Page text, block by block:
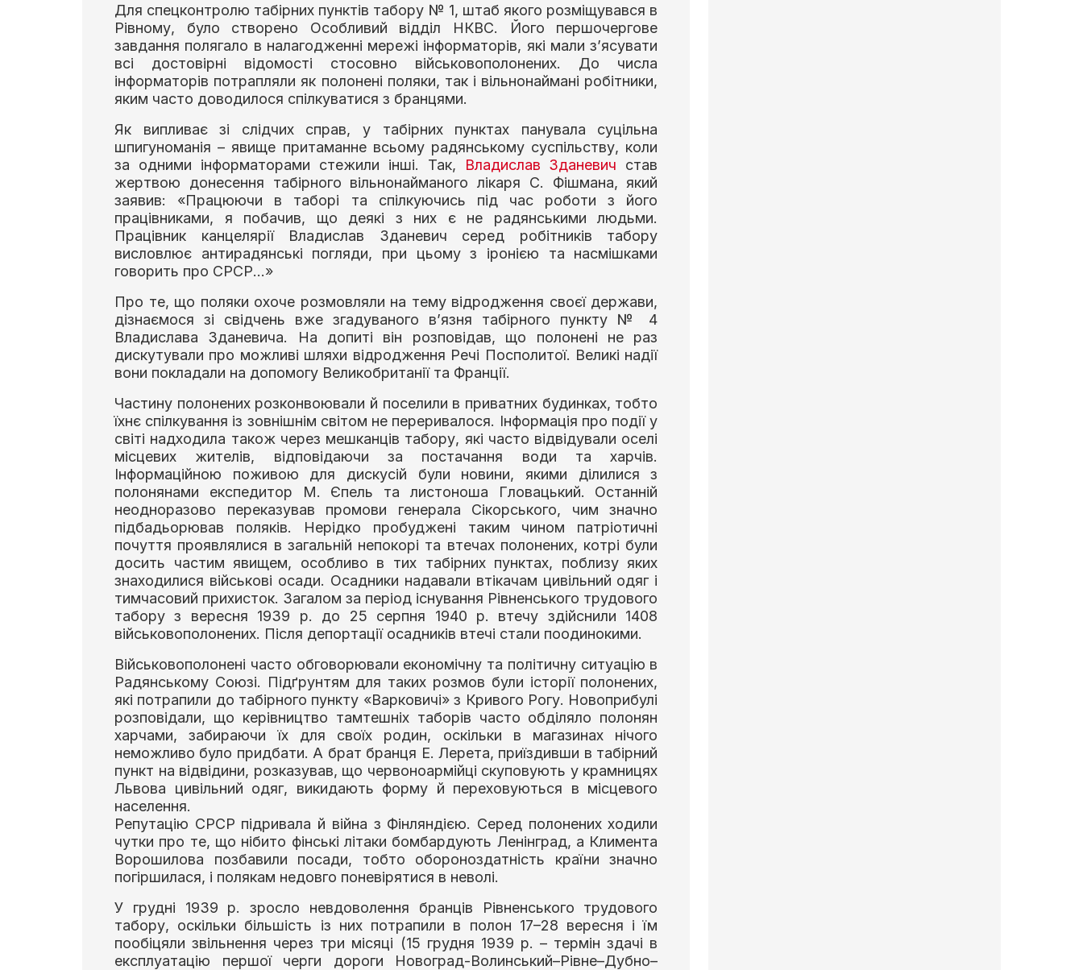
Для спецконтролю табірних пунктів табору № 1, штаб якого розміщувався в
Рівному, було створено Особливий відділ НКВС. Його першочергове
завдання полягало в налагодженні мережі інформаторів, які мали з’ясувати
всі достовірні відомості стосовно військовополонених. До числа
інформаторів потрапляли як полонені поляки, так і вільнонаймані робітники,
яким часто доводилося спілкуватися з бранцями.
Як випливає зі слідчих справ, у табірних пунктах панувала суцільна
шпигуноманія – явище притаманне всьому радянському суспільству, коли
за одними інформаторами стежили інші. Так,
Владислав Зданевич став
жертвою донесення табірного вільнонайманого лікаря С. Фішмана, який
заявив: «Працюючи в таборі та спілкуючись під час роботи з його
працівниками, я побачив, що деякі з них є не радянськими людьми.
Працівник канцелярії Владислав Зданевич серед робітників табору
висловлює антирадянські погляди, при цьому з іронією та насмішками
говорить про СРСР…»
Про те, що поляки охоче розмовляли на тему відродження своєї держави,
дізнаємося зі свідчень вже згадуваного в’язня табірного пункту № 4
Владислава Зданевича. На допиті він розповідав, що полонені не раз
дискутували про можливі шляхи відродження Речі Посполитої. Великі надії
вони покладали на допомогу Великобританії та Франції.
Частину полонених розконвоювали й поселили в приватних будинках, тобто
їхнє спілкування із зовнішнім світом не переривалося. Інформація про події у
світі надходила також через мешканців табору, які часто відвідували оселі
місцевих жителів, відповідаючи за постачання води та харчів.
Інформаційною поживою для дискусій були новини, якими ділилися з
полонянами експедитор М. Єпель та листоноша Гловацький. Останній
неодноразово переказував промови генерала Сікорського, чим значно
підбадьорював поляків. Нерідко пробуджені таким чином патріотичні
почуття проявлялися в загальній непокорі та втечах полонених, котрі були
досить частим явищем, особливо в тих табірних пунктах, поблизу яких
знаходилися військові осади. Осадники надавали втікачам цивільний одяг і
тимчасовий прихисток. Загалом за період існування Рівненського трудового
табору з вересня 1939 р. до 25 серпня 1940 р. втечу здійснили 1408
військовополонених. Після депортації осадників втечі стали поодинокими.
Військовополонені часто обговорювали економічну та політичну ситуацію в
Радянському Союзі. Підґрунтям для таких розмов були історії полонених,
які потрапили до табірного пункту «Варковичі» з Кривого Рогу. Новоприбулі
розповідали, що керівництво тамтешніх таборів часто обділяло полонян
харчами, забираючи їх для своїх родин, оскільки в магазинах нічого
неможливо було придбати. А брат бранця Е. Лерета, приїздивши в табірний
пункт на відвідини, розказував, що червоноармійці скуповують у крамницях
Львова цивільний одяг, викидають форму й переховуються в місцевого
населення.
Репутацію СРСР підривала й війна з Фінляндією. Серед полонених ходили
чутки про те, що нібито фінські літаки бомбардують Ленінград, а Климента
Ворошилова позбавили посади, тобто обороноздатність країни значно
погіршилася, і полякам недовго поневірятися в неволі.
У грудні 1939 р. зросло невдоволення бранців Рівненського трудового
табору, оскільки більшість із них потрапили в полон 17–28 вересня і їм
пообіцяли звільнення через три місяці (15 грудня 1939 р. – термін здачі в
експлуатацію першої черги дороги Новоград-Волинський–Рівне–Дубно–